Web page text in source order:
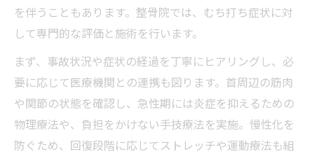
を伴うこともあります。整骨院では、むち打ち症状に対
して専門的な評価と施術を行います。
まず、事故状況や症状の経過を丁寧にヒアリングし、必
要に応じて医療機関との連携も図ります。首周辺の筋肉
や関節の状態を確認し、急性期には炎症を抑えるための
物理療法や、負担をかけない手技療法を実施。慢性化を
防ぐため、回復段階に応じてストレッチや運動療法も組